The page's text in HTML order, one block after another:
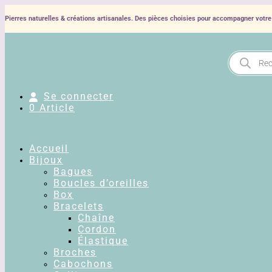
Pierres naturelles & créations artisanales. Des pièces choisies pour accompagner
Recherche
de
produits
Se connecter
0 Article
Accueil
Bijoux
Bagues
Boucles d’oreilles
Box
Bracelets
Chaîne
Cordon
Élastique
Broches
Cabochons